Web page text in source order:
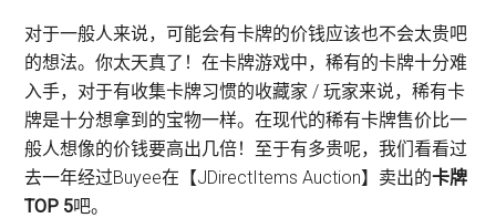
对于一般人来说，可能会有卡牌的价钱应该也不会太贵吧
的想法。你太天真了！在卡牌游戏中，稀有的卡牌十分难
入手，对于有收集卡牌习惯的收藏家 / 玩家来说，稀有卡
牌是十分想拿到的宝物一样。在现代的稀有卡牌售价比一
般人想像的价钱要高出几倍！至于有多贵呢，我们看看过
去一年经过Buyee在【JDirectItems Auction】卖出的卡牌
TOP 5吧。